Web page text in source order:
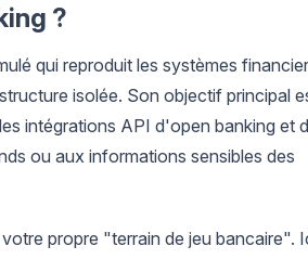
?
qui reproduit les systèmes
isolée. Son objectif principal
intégrations API d'open banking et
ou aux informations sensibles des
propre "terrain de jeu bancaire".